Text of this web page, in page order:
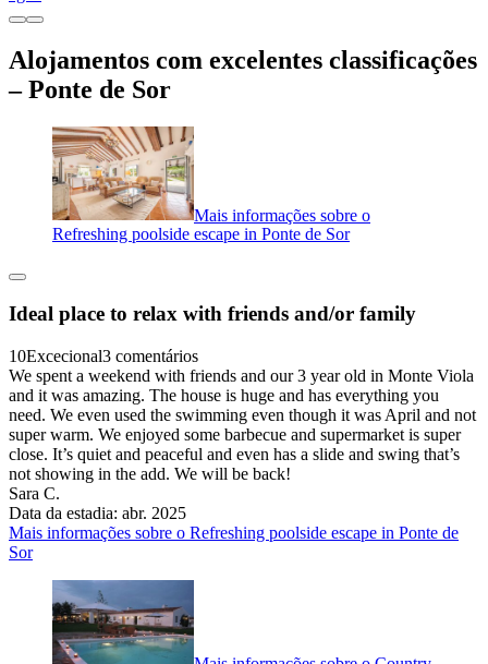
Alojamentos com excelentes classificações
– Ponte de Sor
Mais informações sobre o
Refreshing poolside escape in Ponte de Sor
Ideal place to relax with friends and/or family
10Excecional3 comentários
We spent a weekend with friends and our 3 year old in Monte Viola
and it was amazing. The house is huge and has everything you
need. We even used the swimming even though it was April and not
super warm. We enjoyed some barbecue and supermarket is super
close. It’s quiet and peaceful and even has a slide and swing that’s
not showing in the add. We will be back!
Sara C.
Data da estadia: abr. 2025
Mais informações sobre o Refreshing poolside escape in Ponte de
Sor